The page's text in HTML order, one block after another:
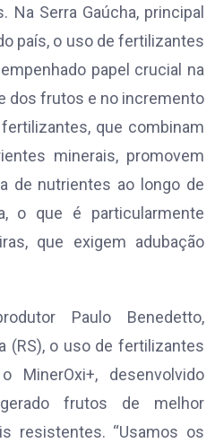
Serra Gaúcha, principal
país, o uso de fertilizantes
papel crucial na
dos frutos e no incremento
que combinam
minerais, promovem
de nutrientes ao longo de
o que é particularmente
que exigem adubação
Paulo Benedetto,
(RS), o uso de fertilizantes
MinerOxi+, desenvolvido
frutos de melhor
resistentes. “Usamos os